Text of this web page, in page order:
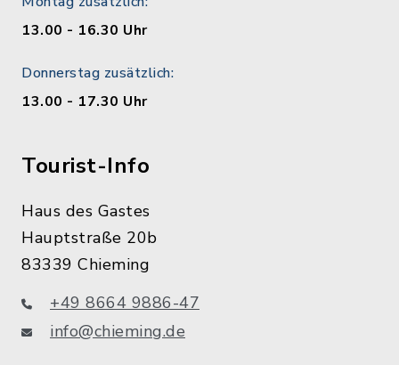
13.00 - 16.30 Uhr
Donnerstag zusätzlich:
13.00 - 17.30 Uhr
Tourist-Info
Haus des Gastes
Hauptstraße 20b
83339 Chieming
+49 8664 9886-47
info@chieming.de